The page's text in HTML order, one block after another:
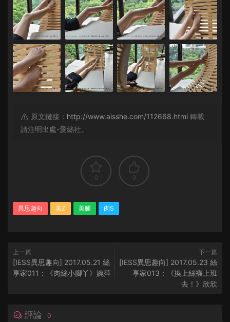
原文鏈接： http://www.aisshe.com/112668.html 轉載
請注明出處-愛絲社。
0 0
異思趣向 美Z 美腿 肉S
上一篇
[IESS異思趣向] 2017.05.21 絲
享家011：《肉絲小腳丫》婉萍
下一篇
[IESS異思趣向] 2017.05.23 絲
享家013：《換上絲襪上班
去！》欣欣
評論 0